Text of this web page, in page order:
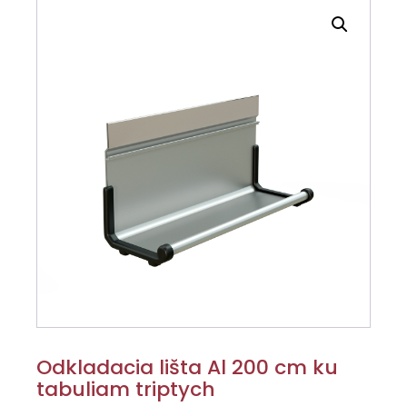
Odkladacia lišta Al 200 cm ku
tabuliam triptych